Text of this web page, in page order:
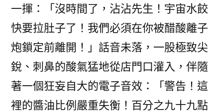
一揮：「沒時間了，沾沾先生！宇宙水餃
快要拉肚子了！我們必須在你被醋酸離子
炮鎖定前離開！」話音未落，一股極致尖
銳、刺鼻的酸氣猛地從店門口灌入，伴隨
著一個狂妄自大的電子音效：「警告！這
裡的醬油比例嚴重失衡！百分之九十九點